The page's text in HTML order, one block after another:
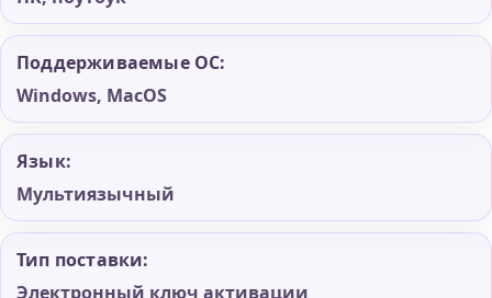
Поддерживаемые ОС:
Windows, MacOS
Язык:
Мультиязычный
Тип поставки:
Электронный ключ активации